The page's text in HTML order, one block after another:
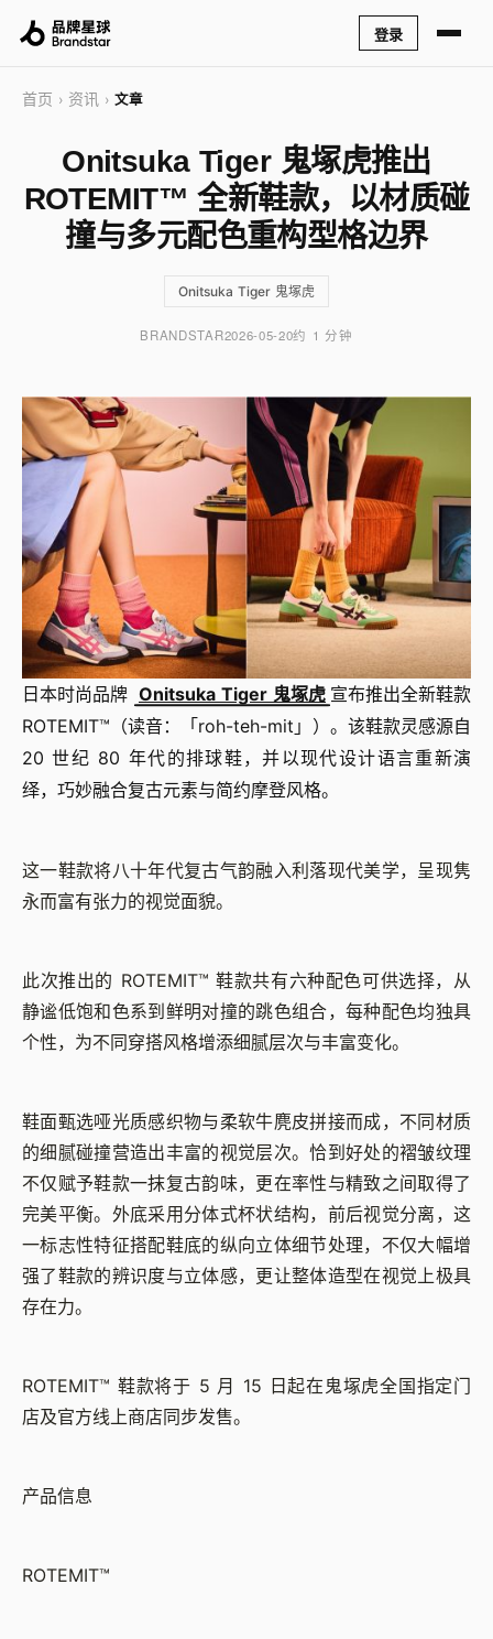
登录
首页 › 资讯 › 文章
Onitsuka Tiger 鬼塚虎推出
ROTEMIT™ 全新鞋款，以材质碰
撞与多元配色重构型格边界
Onitsuka Tiger 鬼塚虎
BRANDSTAR2026-05-20约 1 分钟
日本时尚品牌 Onitsuka Tiger 鬼塚虎 宣布推出全新鞋款
ROTEMIT™（读音：
「roh-teh-mit 」 ）。该鞋款灵感源自
20 世纪 80 年代的排球鞋，并以现代设计语言重新演
绎，巧妙融合复古元素与简约摩登风格。
这一鞋款将八十年代复古气韵融入利落现代美学，呈现隽
永而富有张力的视觉面貌。
此次推出的 ROTEMIT™ 鞋款共有六种配色可供选择，从
静谧低饱和色系到鲜明对撞的跳色组合，每种配色均独具
个性，为不同穿搭风格增添细腻层次与丰富变化。
鞋面甄选哑光质感织物与柔软牛麂皮拼接而成，不同材质
的细腻碰撞营造出丰富的视觉层次。恰到好处的褶皱纹理
不仅赋予鞋款一抹复古韵味，更在率性与精致之间取得了
完美平衡。外底采用分体式杯状结构，前后视觉分离，这
一标志性特征搭配鞋底的纵向立体细节处理，不仅大幅增
强了鞋款的辨识度与立体感，更让整体造型在视觉上极具
存在力。
ROTEMIT™ 鞋款将于 5 月 15 日起在鬼塚虎全国指定门
店及官方线上商店同步发售。
产品信息
ROTEMIT™